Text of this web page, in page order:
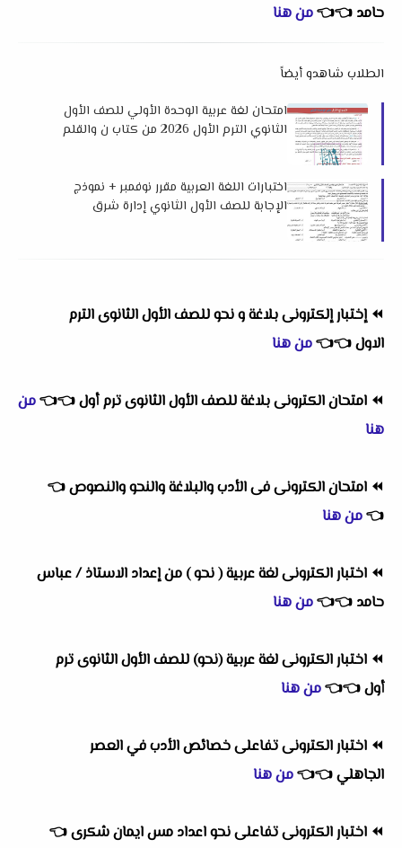
حامد 👈
👈من هنا
الطلاب شاهدو أيضاً
امتحان لغة عربية الوحدة الأولي للصف الأول
الثانوي الترم الأول 2026 من كتاب ن والقلم
اختبارات اللغة العربية مقرر نوفمبر + نموذج
الإجابة للصف الأول الثانوي إدارة شرق
⏪إختبار إلكترونى بلاغة و نحو للصف الأول الثانوى الترم
الاول👈
👈من هنا
⏪ امتحان الكترونى بلاغة للصف الأول الثانوى ترم أول👈
👈من
هنا
⏪ امتحان الكترونى فى الأدب والبلاغة والنحو والنصوص👈
👈من هنا
⏪ اختبار الكترونى لغة عربية ( نحو ) من إعداد الاستاذ / عباس
حامد 👈
👈من هنا
⏪ اختبار الكترونى لغة عربية (نحو) للصف الأول الثانوى ترم
أول👈
👈من هنا
⏪ اختبار الكترونى تفاعلى خصائص الأدب في العصر
الجاهلي👈
👈من هنا
⏪ اختبار الكترونى تفاعلى نحو اعداد مس ايمان شكرى👈